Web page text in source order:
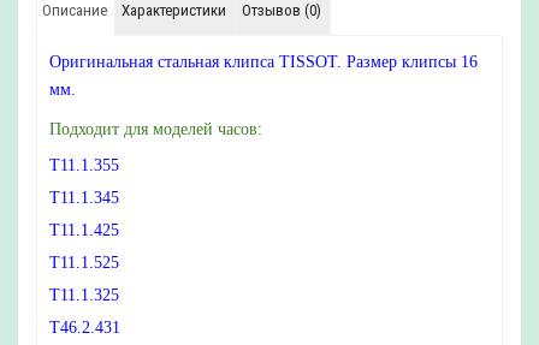
Описание Характеристики Отзывов (0)
Оригинальная стальная клипса TISSOT. Размер клипсы 16
мм.
Подходит для моделей часов:
T11.1.355
T11.1.345
T11.1.425
T11.1.525
T11.1.325
T46.2.431